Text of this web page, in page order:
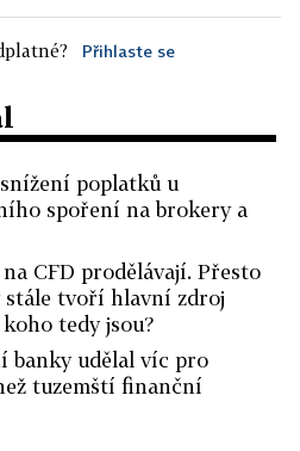
Přihlaste se
poplatků u
spoření na brokery a
CFD prodělávají. Přesto
tvoří hlavní zdroj
tedy jsou?
banky udělal víc pro
tuzemští finanční